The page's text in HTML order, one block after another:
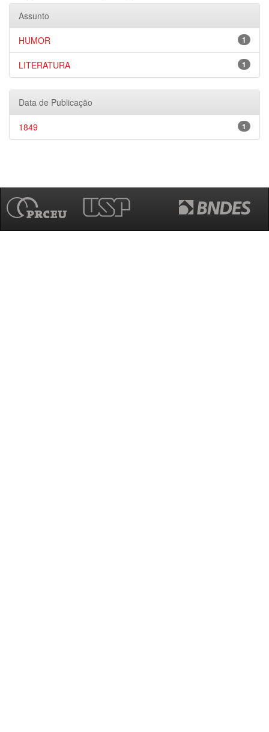
Assunto
1
HUMOR
1
LITERATURA
Data de Publicação
1
1849